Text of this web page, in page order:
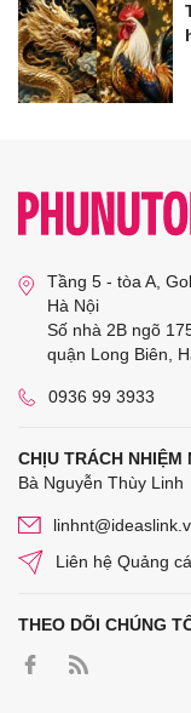
Tầng 5 - tòa A,
Hà Nội
Số nhà 2B ngõ
quận Long Biên,
0936 99 3933
CHỊU TRÁCH NHIỆM
Bà Nguyễn Thùy Linh
Liên hệ Quảng
THEO DÕI CHÚNG